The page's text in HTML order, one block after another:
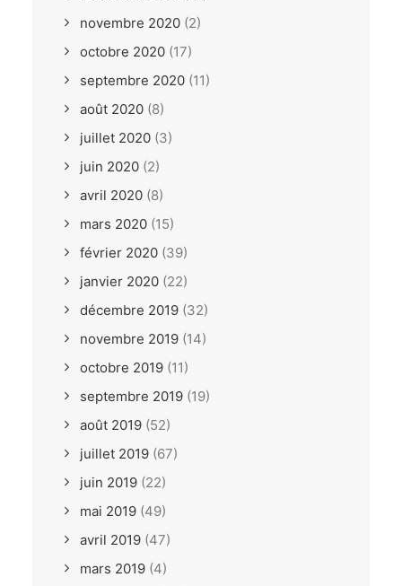
novembre 2020 (2)
octobre 2020 (17)
septembre 2020 (11)
août 2020 (8)
juillet 2020 (3)
juin 2020 (2)
avril 2020 (8)
mars 2020 (15)
février 2020 (39)
janvier 2020 (22)
décembre 2019 (32)
novembre 2019 (14)
octobre 2019 (11)
septembre 2019 (19)
août 2019 (52)
juillet 2019 (67)
juin 2019 (22)
mai 2019 (49)
avril 2019 (47)
mars 2019 (4)